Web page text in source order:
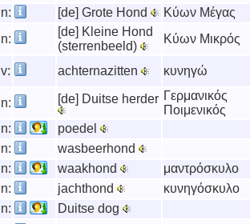
n:
[de] Grote Hond Κύων Μέγας
n:
[de] Kleine Hond
(sterrenbeeld)
Κύων Μικρός
v: achternazitten κυνηγώ
n:
[de] Duitse herder Γερμανικός
Ποιμενικός
n:
poedel
n:
wasbeerhond
n:
waakhond μαντρόσκυλο
n:
jachthond κυνηγόσκυλο
n:
Duitse dog